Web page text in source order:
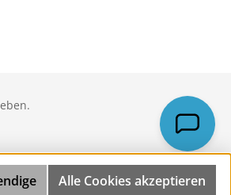
Alle Cookies akzeptieren